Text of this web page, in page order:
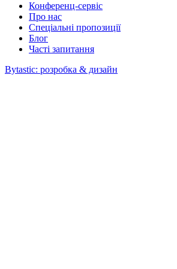
Конференц-сервіс
Про нас
Спеціальні пропозиції
Блог
Часті запитання
Bytastic: розробка & дизайн